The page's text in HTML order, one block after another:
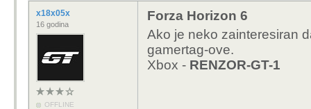
x18x05x
16 godina
OFFLINE
Forza Horizon 6
Ako je neko zainteresiran
gamertag-ove.
Xbox - RENZOR-GT-1